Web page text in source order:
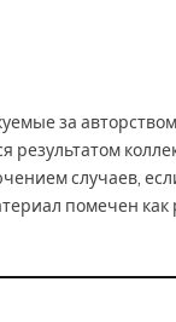
за
результатом
случаев,
помечен как